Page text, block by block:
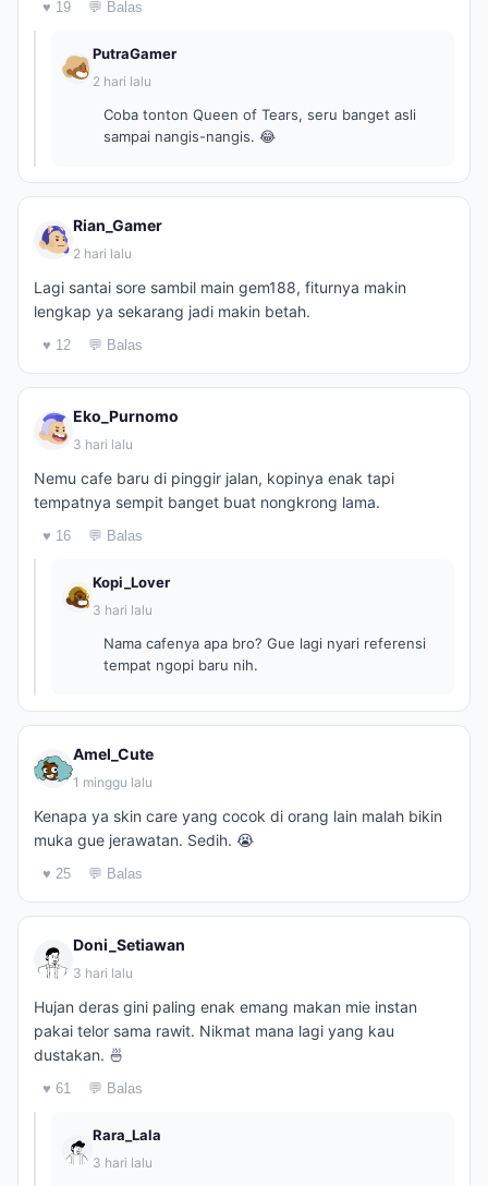
♥ 19 💬 Balas
PutraGamer
2 hari lalu
Coba tonton Queen of Tears, seru banget asli
sampai nangis-nangis. 😂
Rian_Gamer
2 hari lalu
Lagi santai sore sambil main gem188, fiturnya makin
lengkap ya sekarang jadi makin betah.
♥ 12 💬 Balas
Eko_Purnomo
3 hari lalu
Nemu cafe baru di pinggir jalan, kopinya enak tapi
tempatnya sempit banget buat nongkrong lama.
♥ 16 💬 Balas
Kopi_Lover
3 hari lalu
Nama cafenya apa bro? Gue lagi nyari referensi
tempat ngopi baru nih.
Amel_Cute
1 minggu lalu
Kenapa ya skin care yang cocok di orang lain malah bikin
muka gue jerawatan. Sedih. 😭
♥ 25 💬 Balas
Doni_Setiawan
3 hari lalu
Hujan deras gini paling enak emang makan mie instan
pakai telor sama rawit. Nikmat mana lagi yang kau
dustakan. 🍜
♥ 61 💬 Balas
Rara_Lala
3 hari lalu